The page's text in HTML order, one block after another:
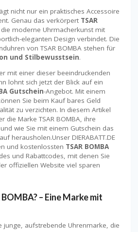
nicht nur ein praktisches Accessoire
Genau das verkörpert TSAR
moderne Uhrmacherkunst mit
eleganten Design verbindet. Die
von TSAR BOMBA stehen für
und Stilbewusstsein.
mit einer dieser beeindruckenden
lohnt sich jetzt der Blick auf ein
Gutschein-Angebot. Mit einem
Sie beim Kauf bares Geld
zu verzichten. In diesem Artikel
die Marke TSAR BOMBA, ihre
wie Sie mit einem Gutschein das
herausholen.Unser DIERABATT.DE
und kostenlossten TSAR BOMBA
und Rabattcodes, mit denen Sie
offiziellen Website viel sparen
– Eine Marke mit
junge, aufstrebende Uhrenmarke, die